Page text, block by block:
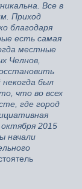
Все в
Приход
благодаря
есть самая
местные
Челнов,
был
что во всех
где город
2015
начали